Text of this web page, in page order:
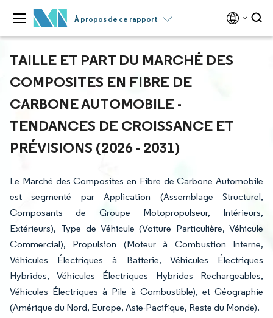
À propos de ce rapport
TAILLE ET PART DU MARCHÉ DES
COMPOSITES EN FIBRE DE
CARBONE AUTOMOBILE -
TENDANCES DE CROISSANCE ET
PRÉVISIONS (2026 - 2031)
Le Marché des Composites en Fibre de Carbone Automobile
est segmenté par Application (Assemblage Structurel,
Composants de Groupe Motopropulseur, Intérieurs,
Extérieurs), Type de Véhicule (Voiture Particulière, Véhicule
Commercial), Propulsion (Moteur à Combustion Interne,
Véhicules Électriques à Batterie, Véhicules Électriques
Hybrides, Véhicules Électriques Hybrides Rechargeables,
Véhicules Électriques à Pile à Combustible), et Géographie
(Amérique du Nord, Europe, Asie-Pacifique, Reste du Monde).